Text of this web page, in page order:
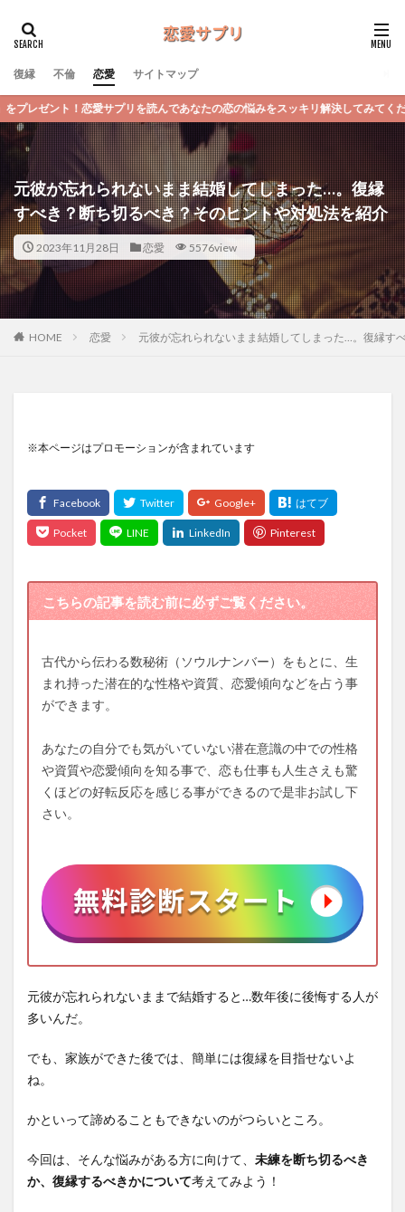
復縁 不倫 恋愛 サイトマップ
たの恋の悩みをスッキリ解決してみてくださいね！
元彼が忘れられないまま結婚してしまった…。復縁
すべき？断ち切るべき？そのヒントや対処法を紹介
2023年11月28日 恋愛 5576view
HOME 恋愛 元彼が忘れられないまま結婚してしまった…。復縁す
※本ページはプロモーションが含まれています
こちらの記事を読む前に必ずご覧ください。
古代から伝わる数秘術（ソウルナンバー）をもとに、生
まれ持った潜在的な性格や資質、恋愛傾向などを占う事
ができます。
あなたの自分でも気がいていない潜在意識の中での性格
や資質や恋愛傾向を知る事で、恋も仕事も人生さえも驚
くほどの好転反応を感じる事ができるので是非お試し下
さい。
元彼が忘れられないままで結婚すると…数年後に後悔する人が
多いんだ。
でも、家族ができた後では、簡単には復縁を目指せないよ
ね。
かといって諦めることもできないのがつらいところ。
今回は、そんな悩みがある方に向けて、 未練を断ち切るべき
か、復縁するべきかについて考えてみよう！